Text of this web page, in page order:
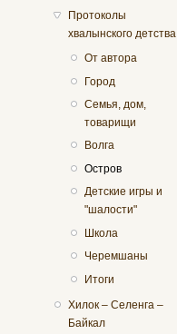
Протоколы
хвалынского детства
От автора
Город
Семья, дом,
товарищи
Волга
Остров
Детские игры и
"шалости"
Школа
Черемшаны
Итоги
Хилок – Селенга –
Байкал